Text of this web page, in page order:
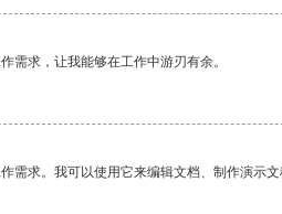
需求，让我能够在工作中游刃有余。
需求。我可以使用它来编辑文档、制作演示文